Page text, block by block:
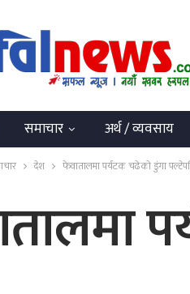
समाचार अर्थ / व्यवसाय
देश फेवातालमा पर्यटक चढेको डुंगा